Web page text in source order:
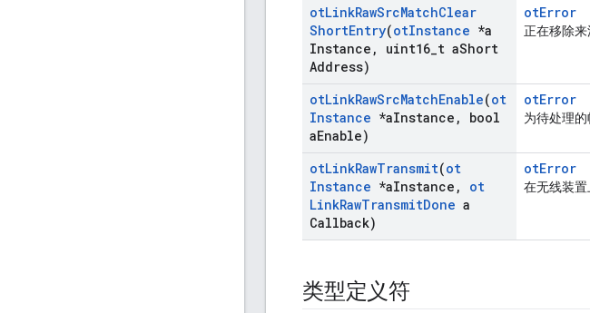
otLinkRawSrcMatchClear
ShortEntry(otInstance *a
Instance , uint16 t aShort
Address)
otError
正在移除来
otLinkRawSrcMatchEnable(ot
Instance *aInstance ,
bool
aEnable)
otError
为待处理的
otLinkRawTransmit(ot
Instance *aInstance ,
ot
LinkRawTransmitDone a
Callback)
otError
在无线装置
类型定义符